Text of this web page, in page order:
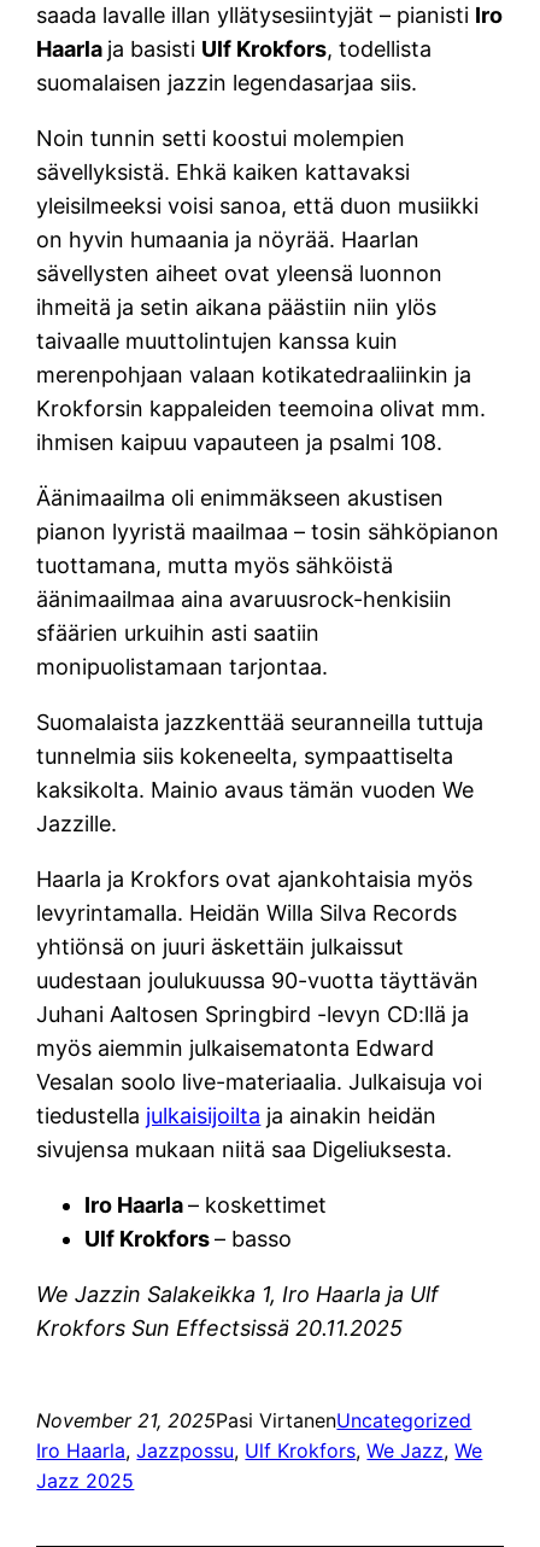
saada lavalle illan yllätysesiintyjät – pianisti Iro
Haarla ja basisti Ulf Krokfors, todellista
suomalaisen jazzin legendasarjaa siis.
Noin tunnin setti koostui molempien
sävellyksistä. Ehkä kaiken kattavaksi
yleisilmeeksi voisi sanoa, että duon musiikki
on hyvin humaania ja nöyrää. Haarlan
sävellysten aiheet ovat yleensä luonnon
ihmeitä ja setin aikana päästiin niin ylös
taivaalle muuttolintujen kanssa kuin
merenpohjaan valaan kotikatedraaliinkin ja
Krokforsin kappaleiden teemoina olivat mm.
ihmisen kaipuu vapauteen ja psalmi 108.
Äänimaailma oli enimmäkseen akustisen
pianon lyyristä maailmaa – tosin sähköpianon
tuottamana, mutta myös sähköistä
äänimaailmaa aina avaruusrock-henkisiin
sfäärien urkuihin asti saatiin
monipuolistamaan tarjontaa.
Suomalaista jazzkenttää seuranneilla tuttuja
tunnelmia siis kokeneelta, sympaattiselta
kaksikolta. Mainio avaus tämän vuoden We
Jazzille.
Haarla ja Krokfors ovat ajankohtaisia myös
levyrintamalla. Heidän Willa Silva Records
yhtiönsä on juuri äskettäin julkaissut
uudestaan joulukuussa 90-vuotta täyttävän
Juhani Aaltosen Springbird -levyn CD:llä ja
myös aiemmin julkaisematonta Edward
Vesalan soolo live-materiaalia. Julkaisuja voi
tiedustella julkaisijoilta ja ainakin heidän
sivujensa mukaan niitä saa Digeliuksesta.
Iro Haarla– koskettimet
Ulf Krokfors– basso
We Jazzin Salakeikka 1, Iro Haarla ja Ulf
Krokfors Sun Effectsissä 20.11.2025
November 21, 2025Pasi VirtanenUncategorized
Iro Haarla, Jazzpossu, Ulf Krokfors, We Jazz, We
Jazz 2025